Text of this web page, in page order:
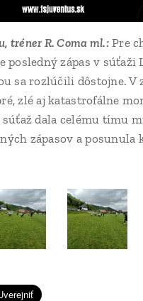
tréner R. Coma ml.:Pre
posledný zápas v súťaži
sa rozlúčili dôstojne. V
zlé aj katastrofálne
dala celému tímu
zápasov a posunula